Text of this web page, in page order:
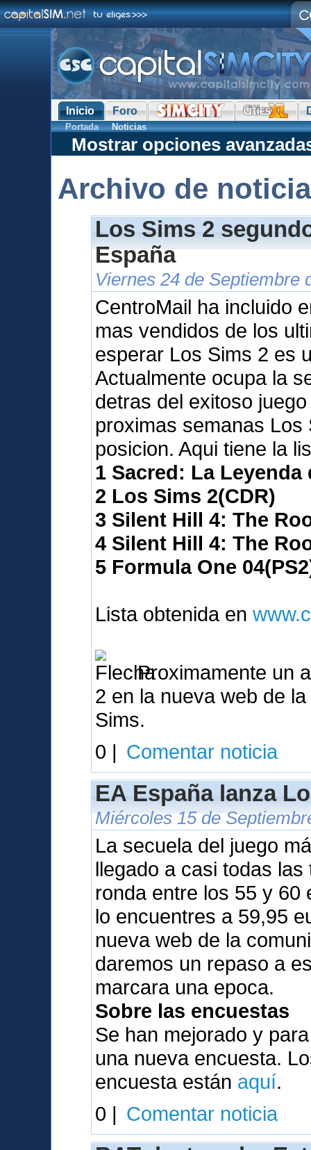
Inicio Foro
Portada Noticias
Mostrar opciones
Archivo de
Los Sims 2
España
Viernes 24 de Septiembre
CentroMail ha incluido
mas vendidos de los
esperar Los Sims 2 es
Actualmente ocupa la
detras del exitoso
proximas semanas
posicion. Aqui tiene la
1 Sacred: La Leyenda
2 Los Sims 2(CDR)
3 Silent Hill 4: The
4 Silent Hill 4: The
5 Formula One
Lista obtenida en
Proximamente un
2 en la nueva web de
Sims.
0 | Comentar noticia
EA España lanza
Miércoles 15 de
La secuela del juego
llegado a casi todas
ronda entre los 55 y 60
lo encuentres a 59,95
nueva web de la
daremos un repaso a
marcara una epoca.
Sobre las encuestas
Se han mejorado y
una nueva encuesta.
encuesta están aquí.
0 | Comentar noticia